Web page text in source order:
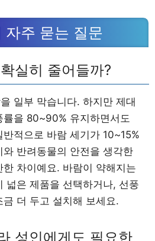
자주 묻는 질문
실히 줄어들까?
일부 막습니다. 하지만 제대
률을 80~90% 유지하면서도
적으로 바람 세기가 10~15%
반려동물의 안전을 생각한
차이예요. 바람이 약해지는
넓은 제품을 선택하거나, 선풍
더 두고 설치해 보세요.
성인에게도 필요한